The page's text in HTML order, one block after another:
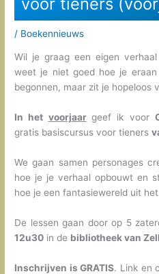
/ Boekennieuws
Wil je graag een eigen
weet je niet goed hoe je
begonnen, maar zit je hopeloos
In het voorjaar geef ik voor
gratis basiscursus voor tieners
We gaan samen personages
hoe je je verhaal opbouwt en
hoe je een fantasiewereld uit
De lessen gaan door op 5
12u30 in de bibliotheek van
Inschrijven is GRATIS. Link en